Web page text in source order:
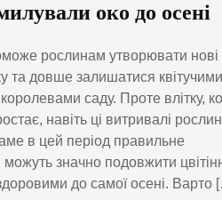
око до осені
рослинам утворювати нові
та довше залишатися
саду. Проте влітку,
навіть ці витривалі
в цей період правильне
значно подовжити
до самої осені. Варто